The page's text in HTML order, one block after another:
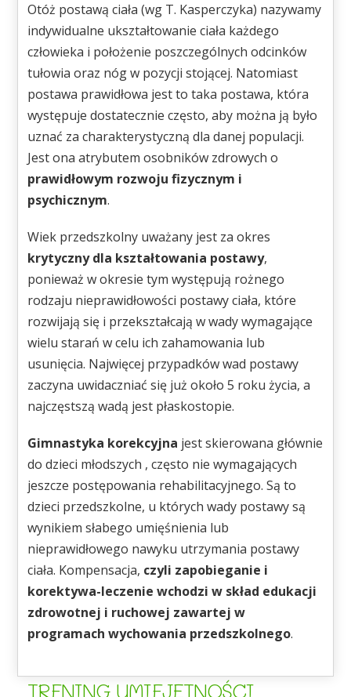
Otóż postawą ciała (wg T. Kasperczyka) nazywamy
indywidualne ukształtowanie ciała każdego
człowieka i położenie poszczególnych odcinków
tułowia oraz nóg w pozycji stojącej. Natomiast
postawa prawidłowa jest to taka postawa, która
występuje dostatecznie często, aby można ją było
uznać za charakterystyczną dla danej populacji.
Jest ona atrybutem osobników zdrowych o
prawidłowym rozwoju fizycznym i
psychicznym.
Wiek przedszkolny uważany jest za okres
krytyczny dla kształtowania postawy,
ponieważ w okresie tym występują rożnego
rodzaju nieprawidłowości postawy ciała, które
rozwijają się i przekształcają w wady wymagające
wielu starań w celu ich zahamowania lub
usunięcia. Najwięcej przypadków wad postawy
zaczyna uwidaczniać się już około 5 roku życia, a
najczęstszą wadą jest płaskostopie.
Gimnastyka korekcyjna jest skierowana głównie
do dzieci młodszych , często nie wymagających
jeszcze postępowania rehabilitacyjnego. Są to
dzieci przedszkolne, u których wady postawy są
wynikiem słabego umięśnienia lub
nieprawidłowego nawyku utrzymania postawy
ciała. Kompensacja, czyli zapobieganie i
korektywa-leczenie wchodzi w skład edukacji
zdrowotnej i ruchowej zawartej w
programach wychowania przedszkolnego.
TRENING UMIEJĘTNOŚCI